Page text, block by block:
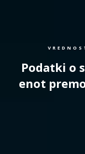
Podatki o
enot